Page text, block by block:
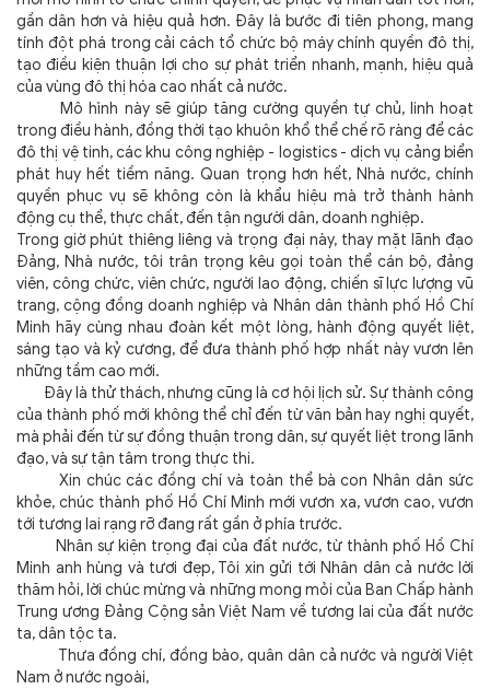
gần dân hơn và hiệu quả hơn. Đây là bước đi tiên phong, mang
tính đột phá trong cải cách tổ chức bộ máy chính quyền đô thị,
tạo điều kiện thuận lợi cho sự phát triển nhanh, mạnh, hiệu quả
của vùng đô thị hóa cao nhất cả nước.
Mô hình này sẽ giúp tăng cường quyền tự chủ, linh hoạt
trong điều hành, đồng thời tạo khuôn khổ thể chế rõ ràng để các
đô thị vệ tinh, các khu công nghiệp - logistics - dịch vụ cảng biển
phát huy hết tiềm năng. Quan trọng hơn hết, Nhà nước, chính
quyền phục vụ sẽ không còn là khẩu hiệu mà trở thành hành
động cụ thể, thực chất, đến tận người dân, doanh nghiệp.
Trong giờ phút thiêng liêng và trọng đại này, thay mặt lãnh đạo
Đảng, Nhà nước, tôi trân trọng kêu gọi toàn thể cán bộ, đảng
viên, công chức, viên chức, người lao động, chiến sĩ lực lượng vũ
trang, cộng đồng doanh nghiệp và Nhân dân thành phố Hồ Chí
Minh hãy cùng nhau đoàn kết một lòng, hành động quyết liệt,
sáng tạo và kỷ cương, để đưa thành phố hợp nhất này vươn lên
những tầm cao mới.
Đây là thử thách, nhưng cũng là cơ hội lịch sử. Sự thành công
của thành phố mới không thể chỉ đến từ văn bản hay nghị quyết,
mà phải đến từ sự đồng thuận trong dân, sự quyết liệt trong lãnh
đạo, và sự tận tâm trong thực thi.
Xin chúc các đồng chí và toàn thể bà con Nhân dân sức
khỏe, chúc thành phố Hồ Chí Minh mới vươn xa, vươn cao, vươn
tới tương lai rạng rỡ đang rất gần ở phía trước.
Nhân sự kiện trọng đại của đất nước, từ thành phố Hồ Chí
Minh anh hùng và tươi đẹp, Tôi xin gửi tới Nhân dân cả nước lời
thăm hỏi, lời chúc mừng và những mong mỏi của Ban Chấp hành
Trung ương Đảng Cộng sản Việt Nam về tương lai của đất nước
ta, dân tộc ta.
Thưa đồng chí, đồng bào, quân dân cả nước và người Việt
Nam ở nước ngoài,